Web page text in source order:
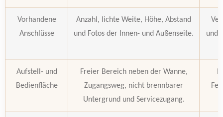
Vorhandene
Anschlüsse
Anzahl, lichte Weite, Höhe, Abstand
und Fotos der Innen- und Außenseite.
und
Aufstell- und
Bedienfläche
Freier Bereich neben der Wanne,
Zugangsweg, nicht brennbarer
Untergrund und Servicezugang.